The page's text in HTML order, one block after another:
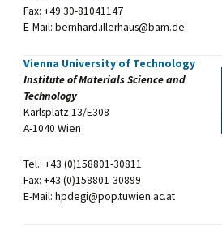
Fax: +49 30-81041147
E-Mail: bernhard.illerhaus@bam.de
Vienna University of Technology
Institute of Materials Science and
Technology
Karlsplatz 13/E308
A-1040 Wien
Tel.: +43 (0)158801-30811
Fax: +43 (0)158801-30899
E-Mail: hpdegi@pop.tuwien.ac.at